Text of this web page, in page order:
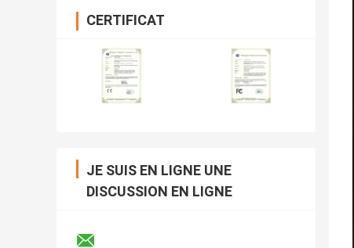
CERTIFICAT
JE SUIS EN LIGNE UNE
DISCUSSION EN LIGNE